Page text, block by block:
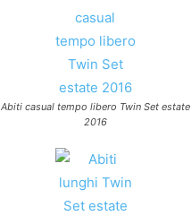
Abiti casual tempo libero Twin Set estate
2016